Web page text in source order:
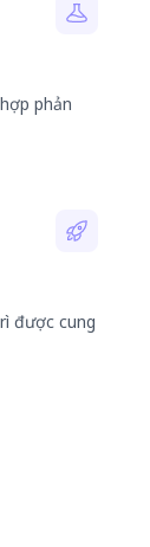
phản
được cung